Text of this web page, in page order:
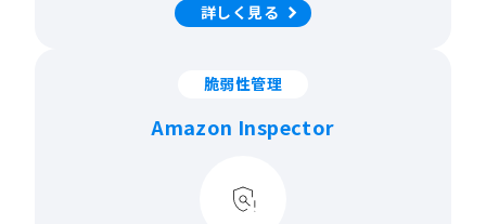
詳しく見る
脆弱性管理
Amazon Inspector